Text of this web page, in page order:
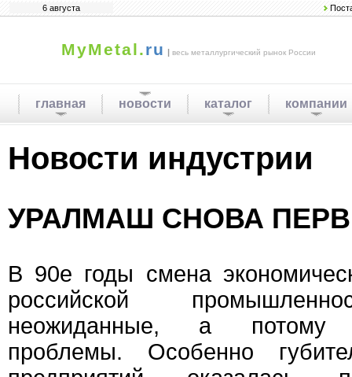
6 августа
MyMetal.ru | весь металлургический рынок России
главная новости каталог компании
Новости индустрии
УРАЛМАШ СНОВА
В 90е годы смена
российской
неожиданные, а потому
проблемы. Особенно